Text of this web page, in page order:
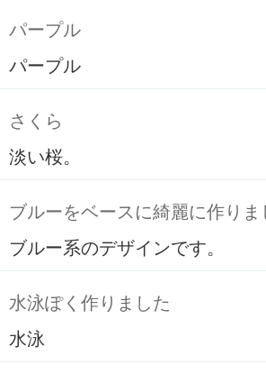
パープル
パープル
さくら
淡い桜。
ブルーをベースに綺麗に作りま
ブルー系のデザインです。
水泳ぽく作りました
水泳